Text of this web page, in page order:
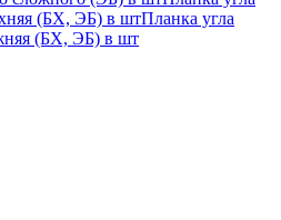
(БХ, ЭБ) в штПланка угла
(БХ, ЭБ) в шт